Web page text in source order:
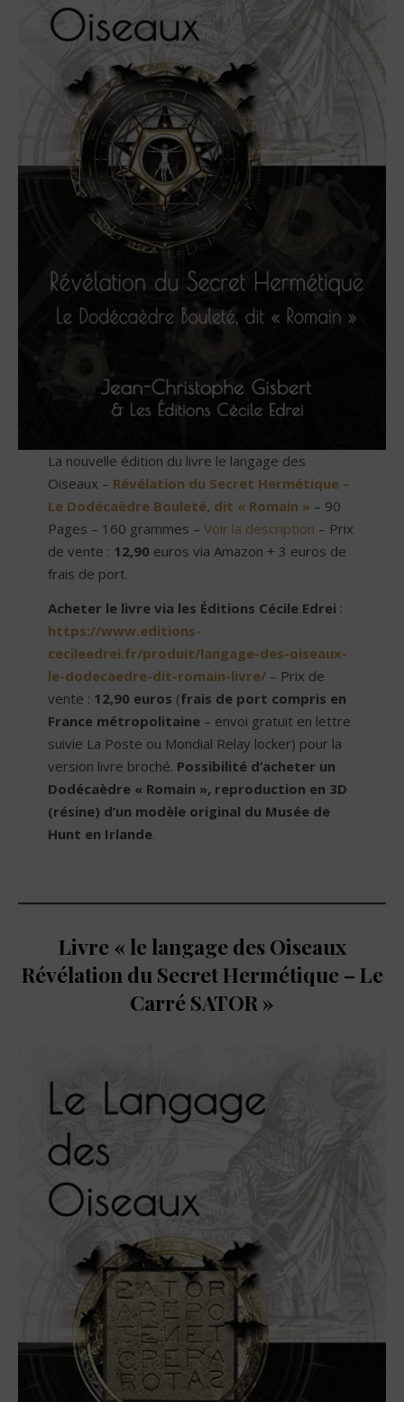
La nouvelle édition du livre le langage des
Oiseaux – Révélation du Secret Hermétique –
Le Dodécaèdre Bouleté, dit « Romain » – 90
Pages – 160 grammes – Voir la description – Prix
de vente : 12,90 euros via Amazon + 3 euros de
frais de port.
Acheter le livre via les Éditions Cécile Edrei :
https://www.editions-
cecileedrei.fr/produit/langage-des-oiseaux-
le-dodecaedre-dit-romain-livre/– Prix de
vente : 12,90 euros (frais de port compris en
France métropolitaine– envoi gratuit en lettre
suivie La Poste ou Mondial Relay locker) pour la
version livre broché. Possibilité d’acheter un
Dodécaèdre « Romain », reproduction en 3D
(résine) d’un modèle original du Musée de
Hunt en Irlande.
Livre « le langage des Oiseaux
Révélation du Secret Hermétique – Le
Carré SATOR »